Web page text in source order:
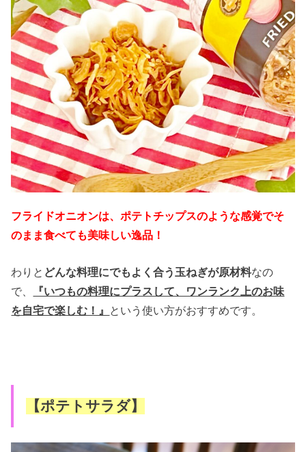
フライドオニオンは、ポテトチップスのような感覚でそ
のまま食べても美味しい逸品！
わりと どんな料理にでもよく合う玉ねぎが原材料なの
で、
『いつもの料理にプラスして、ワンランク上のお味
を自宅で楽しむ！』 という使い方がおすすめです。
【ポテトサラダ】